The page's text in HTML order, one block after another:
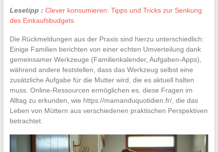
Lesetipp : Clever konsumieren: Tipps und Tricks zur Senkung
des Einkaufsbudgets
Die Rückmeldungen aus der Praxis sind hierzu unterschiedlich:
Einige Familien berichten von einer echten Umverteilung dank
gemeinsamer Werkzeuge (Familienkalender, Aufgaben-Apps),
während andere feststellen, dass das Werkzeug selbst eine
zusätzliche Aufgabe für die Mutter wird, die es aktuell halten
muss. Online-Ressourcen ermöglichen es, diese Fragen im
Alltag zu erkunden, wie https://mamanduquotidien.fr/, die das
Leben von Müttern aus verschiedenen praktischen Perspektiven
betrachtet.